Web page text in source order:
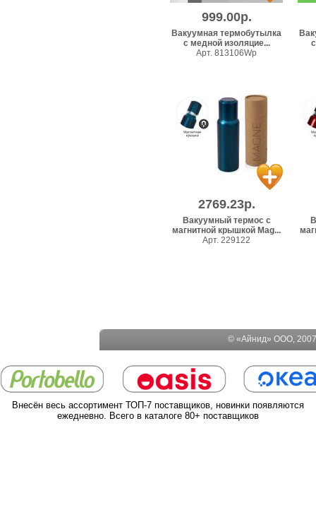
999.00р.
Вакуумная термобутылка
с медной изоляцие...
Арт. 813106Wp
2769.23р.
Вакуумный термос c
магнитной крышкой Mag...
Арт. 229122
© «Айнид» ООО,
Внесён весь ассортимент ТОП-7 поставщиков, новинки появляются
ежедневно. Всего в каталоге 80+ поставщиков